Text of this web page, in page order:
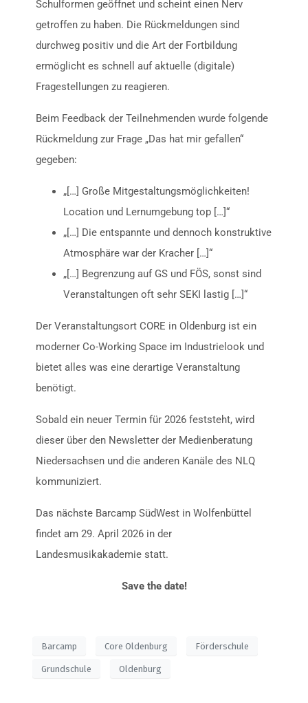
Schulformen geöffnet und scheint einen Nerv
getroffen zu haben. Die Rückmeldungen sind
durchweg positiv und die Art der Fortbildung
ermöglicht es schnell auf aktuelle (digitale)
Fragestellungen zu reagieren.
Beim Feedback der Teilnehmenden wurde folgende
Rückmeldung zur Frage „Das hat mir gefallen“
gegeben:
„[…] Große Mitgestaltungsmöglichkeiten!
Location und Lernumgebung top […]“
„[…] Die entspannte und dennoch konstruktive
Atmosphäre war der Kracher […]“
„[…] Begrenzung auf GS und FÖS, sonst sind
Veranstaltungen oft sehr SEKI lastig […]“
Der Veranstaltungsort CORE in Oldenburg ist ein
moderner Co-Working Space im Industrielook und
bietet alles was eine derartige Veranstaltung
benötigt.
Sobald ein neuer Termin für 2026 feststeht, wird
dieser über den Newsletter der Medienberatung
Niedersachsen und die anderen Kanäle des NLQ
kommuniziert.
Das nächste Barcamp SüdWest in Wolfenbüttel
findet am 29. April 2026 in der
Landesmusikakademie statt.
Save the date!
Barcamp Core Oldenburg Förderschule
Grundschule Oldenburg